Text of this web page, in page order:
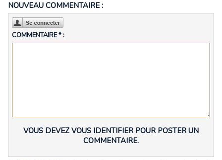
NOUVEAU COMMENTAIRE :
COMMENTAIRE * :
VOUS DEVEZ VOUS IDENTIFIER POUR POSTER UN
COMMENTAIRE.